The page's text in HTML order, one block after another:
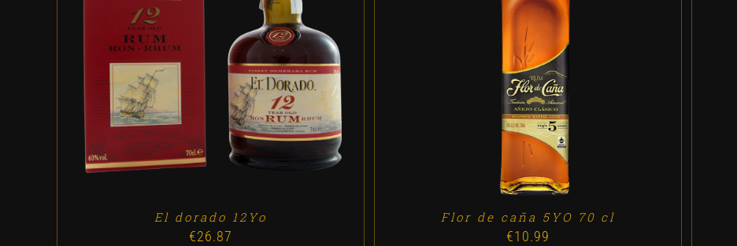
ADD TO CART DETALLES
El dorado 12Yo
€26.87
ADD TO CART / DETALLES
Flor de caña 5YO 70 cl
€10.99